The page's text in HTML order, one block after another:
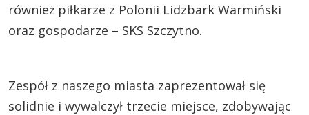
również piłkarze z Polonii Lidzbark Warmiński
oraz gospodarze – SKS Szczytno.
Zespół z naszego miasta zaprezentował się
solidnie i wywalczył trzecie miejsce, zdobywając